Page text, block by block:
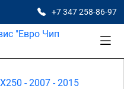
+7 347 258-86-97
X250 - 2007 - 2015